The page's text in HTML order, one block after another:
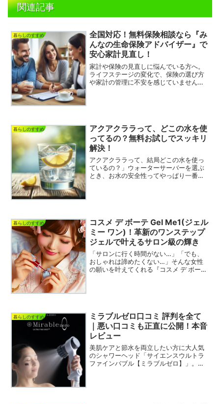
関連記事
暮らしのすすめ
全国対応！無料保険相談なら『み
んなの生命保険アドバイザー』で
安心家計見直し！
家計や保険の見直しに悩んでいる方へ。
ライフステージの変化で、保険の選び方
や家計の管理に不安を感じていません
暮らしのすすめ
アクアクララって、どこの水を使
ってるの？無料お試しでスッキリ
解決！
アクアクララって、結局どこの水を使っ
ているの？」ウォーターサーバーを選ぶ
とき、お水の安全性ってやっぱり一番気
暮らしのすすめ
コスメ デ ボーテ Gel Me1(ジェル
ミー ワン)！革新のワンステップ
ジェルで叶えるサロン級の輝き
「サロンに行く時間がない…」「でも、
おしゃれは諦めたくない…」そんな女性
の願いを叶えてくれる『コスメ デ ボーテ
暮らしのすすめ
ミラブルゼロ口コミ 評判を全て
｜悪い口コミも正直に公開！本音
レビュー
美肌ケアと節水を両立したい方に大人気
のシャワーヘッド「サイエンスウルトラ
ファインバブル【ミラブルゼロ】」。超